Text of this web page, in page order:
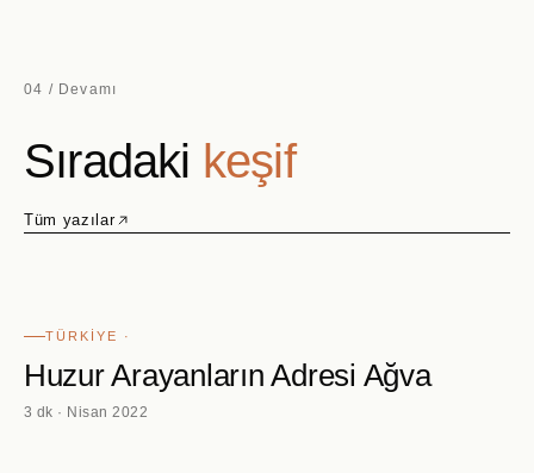
04 / Devamı
Sıradaki keşif
Tüm yazılar
TÜRKIYE ·
Huzur Arayanların Adresi Ağva
3 dk · Nisan 2022